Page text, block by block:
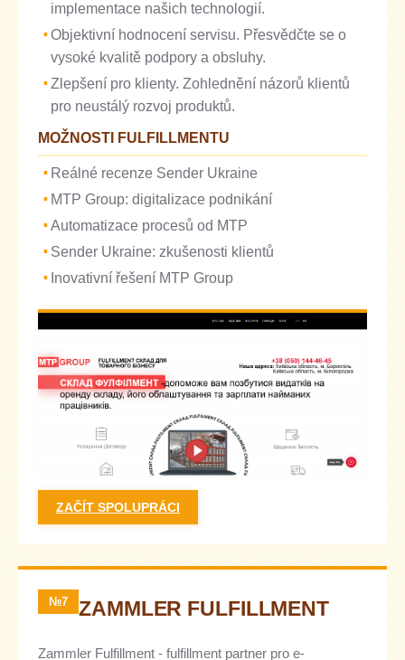
implementace našich technologií.
Objektivní hodnocení servisu. Přesvědčte se o
vysoké kvalitě podpory a obsluhy.
Zlepšení pro klienty. Zohlednění názorů klientů
pro neustálý rozvoj produktů.
MOŽNOSTI FULFILLMENTU
Reálné recenze Sender Ukraine
MTP Group: digitalizace podnikání
Automatizace procesů od MTP
Sender Ukraine: zkušenosti klientů
Inovativní řešení MTP Group
ZAČÍT SPOLUPRÁCI
№7 ZAMMLER FULFILLMENT
Zammler Fulfillment - fulfillment partner pro e-